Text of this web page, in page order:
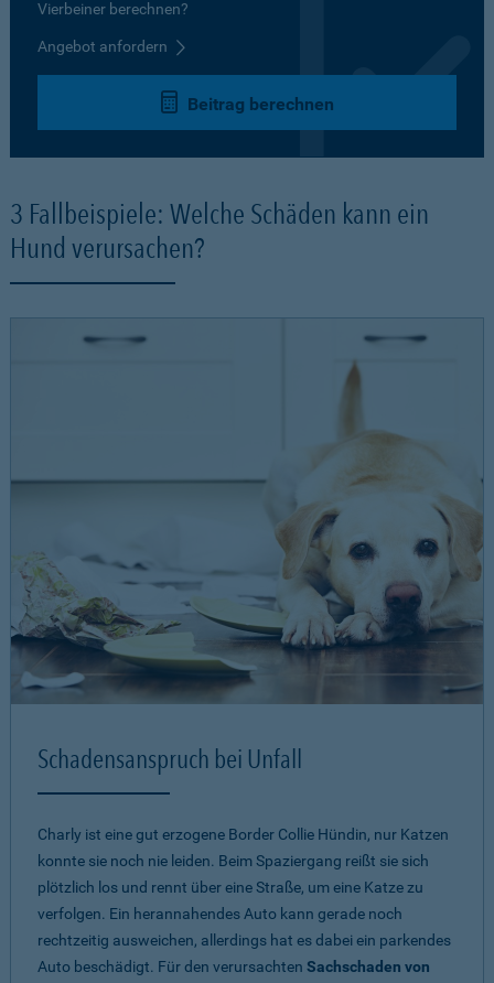
Vierbeiner berechnen?
Angebot anfordern
Beitrag berechnen
3 Fallbeispiele: Welche Schäden kann ein
Hund verursachen?
Schadensanspruch bei Unfall
Charly ist eine gut erzogene Border Collie Hündin, nur Katzen
konnte sie noch nie leiden. Beim Spaziergang reißt sie sich
plötzlich los und rennt über eine Straße, um eine Katze zu
verfolgen. Ein herannahendes Auto kann gerade noch
rechtzeitig ausweichen, allerdings hat es dabei ein parkendes
Auto beschädigt. Für den verursachten Sachschaden von